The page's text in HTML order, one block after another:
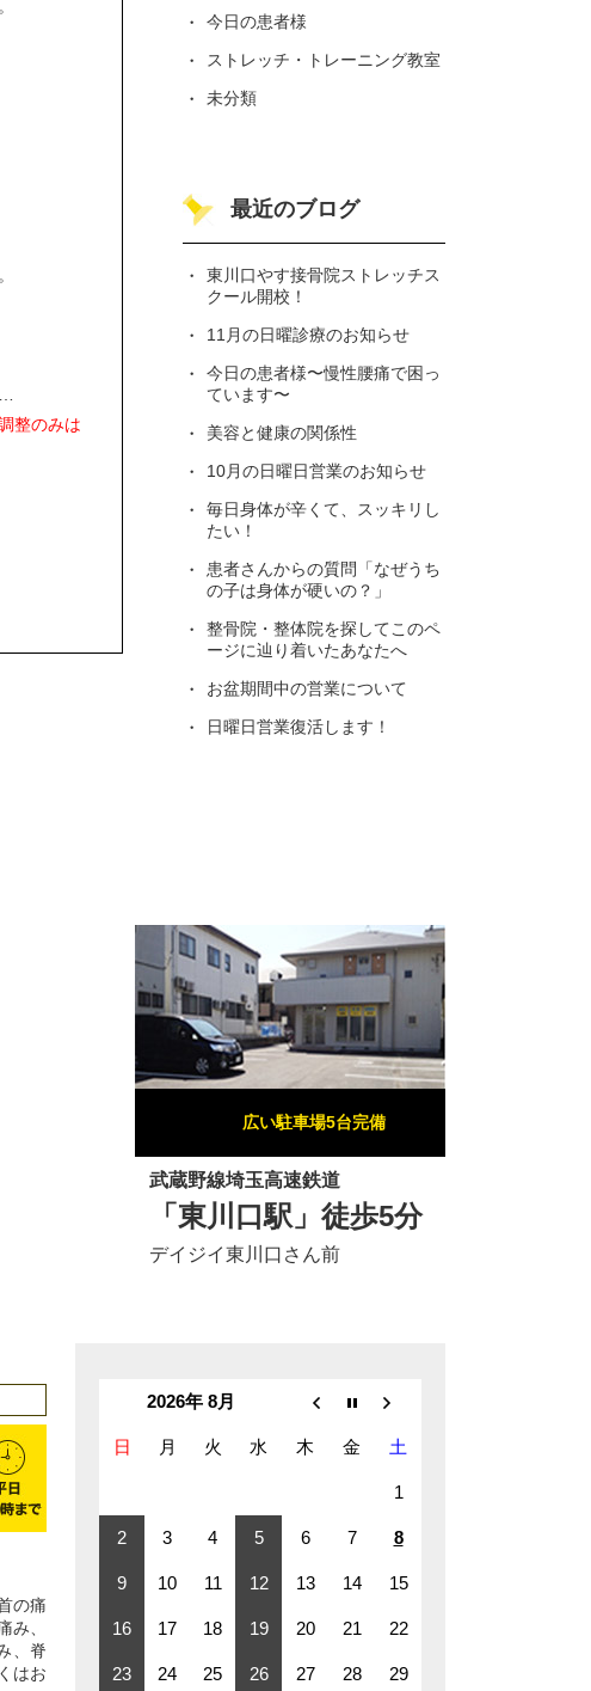
整のみは
今日の患者様
ストレッチ・トレーニング教室
未分類
最近のブログ
東川口やす接骨院ストレッチス
クール開校！
11月の日曜診療のお知らせ
今日の患者様〜慢性腰痛で困っ
ています〜
美容と健康の関係性
10月の日曜日営業のお知らせ
毎日身体が辛くて、スッキリし
たい！
患者さんからの質問「なぜうち
の子は身体が硬いの？」
整骨院・整体院を探してこのペ
ージに辿り着いたあなたへ
お盆期間中の営業について
日曜日営業復活します！
広い駐車場5台完備
武蔵野線埼玉高速鉄道
「東川口駅」徒歩5分
デイジイ東川口さん前
の痛
み、
、脊
はお
2026年 8月
日 月 火 水 木 金 土
1
2 3 4 5 6 7 8
9 10 11 12 13 14 15
16 17 18 19 20 21 22
23 24 25 26 27 28 29